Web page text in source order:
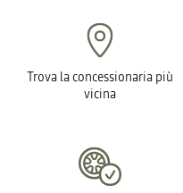
Trova la concessionaria più
vicina